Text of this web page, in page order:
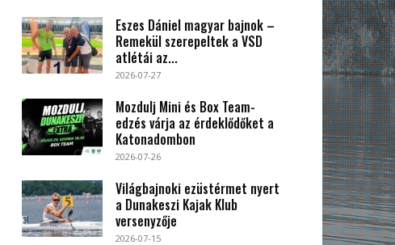
Eszes Dániel magyar bajnok –
Remekül szerepeltek a VSD
atlétái az...
2026-07-27
Mozdulj Mini és Box Team-
edzés várja az érdeklődőket a
Katonadombon
2026-07-26
Világbajnoki ezüstérmet nyert
a Dunakeszi Kajak Klub
versenyzője
2026-07-15